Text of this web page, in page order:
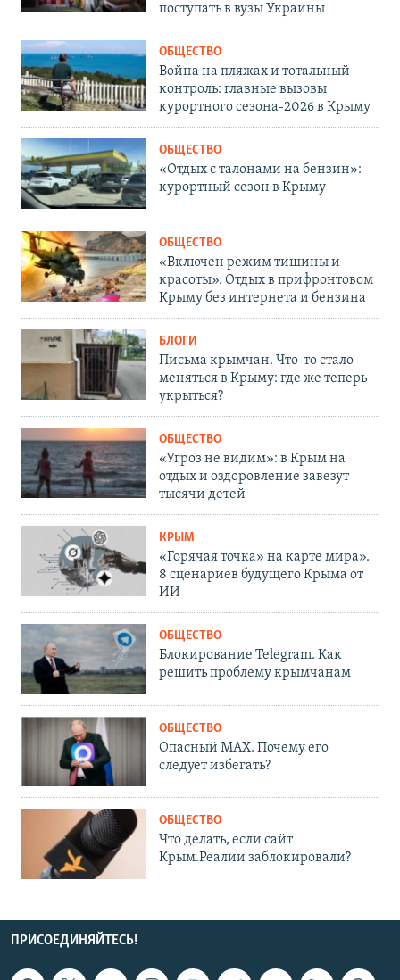
поступать в вузы Украины
ОБЩЕСТВО
Война на пляжах и тотальный
контроль: главные вызовы
курортного сезона-2026 в Крыму
ОБЩЕСТВО
«Отдых с талонами на бензин»:
курортный сезон в Крыму
ОБЩЕСТВО
«Включен режим тишины и
красоты». Отдых в прифронтовом
Крыму без интернета и бензина
БЛОГИ
Письма крымчан. Что-то стало
меняться в Крыму: где же теперь
укрыться?
ОБЩЕСТВО
«Угроз не видим»: в Крым на
отдых и оздоровление завезут
тысячи детей
КРЫМ
«Горячая точка» на карте мира».
8 сценариев будущего Крыма от
ИИ
ОБЩЕСТВО
Блокирование Telegram. Как
решить проблему крымчанам
ОБЩЕСТВО
Опасный MAX. Почему его
следует избегать?
ОБЩЕСТВО
Что делать, если сайт
Крым.Реалии заблокировали?
ПРИСОЕДИНЯЙТЕСЬ!